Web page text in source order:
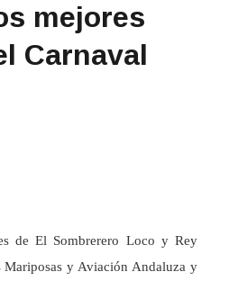
mejores
Carnaval
de El Sombrerero Loco y Rey
y Aviación Andaluza y